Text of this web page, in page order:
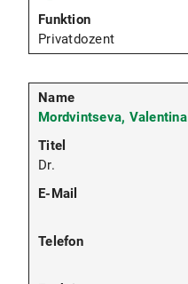
Privatdozent
Mordvintseva, Valentina
Dr.